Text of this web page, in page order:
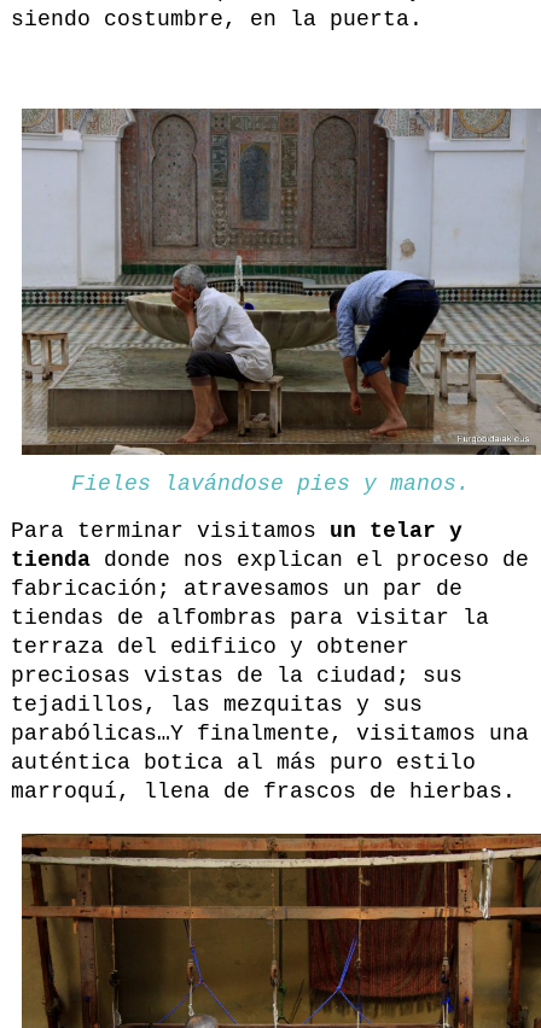
siendo costumbre, en la puerta.
Fieles lavándose pies y manos.
Para terminar visitamos un telar y
tiendadonde nos explican el proceso de
fabricación; atravesamos un par de
tiendas de alfombras para visitar la
terraza del edifiico y obtener
preciosas vistas de la ciudad; sus
tejadillos, las mezquitas y sus
parabólicas…Y finalmente, visitamos una
auténtica botica al más puro estilo
marroquí, llena de frascos de hierbas.